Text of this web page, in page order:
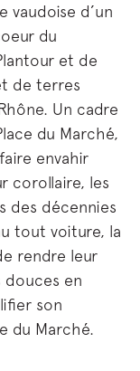
vaudoise d’un
du
et de
de terres
Un cadre
du Marché,
envahir
corollaire, les
des décennies
tout voiture, la
rendre leur
douces en
son
du Marché.